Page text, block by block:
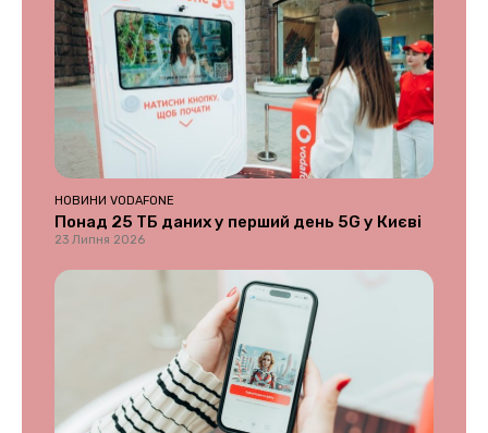
НОВИНИ VODAFONE
Понад 25 ТБ даних у перший день 5G у Києві
23 Липня 2026